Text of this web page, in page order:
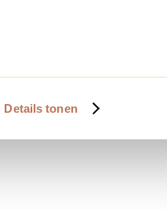
Details tonen